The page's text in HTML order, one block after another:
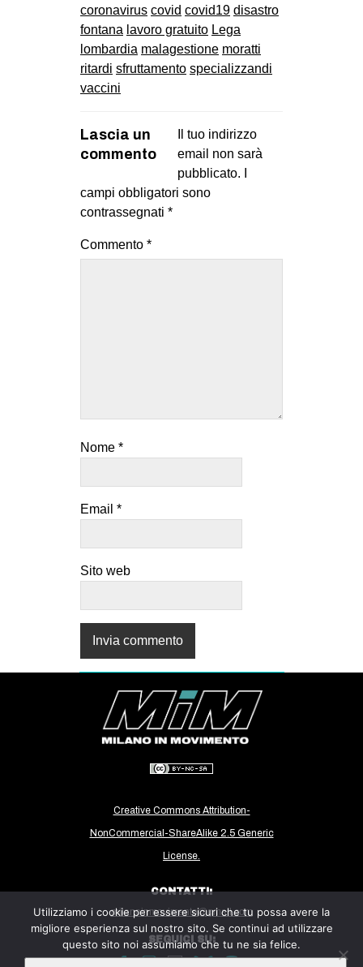
coronavirus covid covid19 disastro
fontana lavoro gratuito Lega
lombardia malagestione moratti
ritardi sfruttamento specializzandi
vaccini
Lascia un
commento
Il tuo indirizzo
email non sarà
pubblicato.
campi obbligatori sono
contrassegnati *
Commento *
Nome *
Email *
Sito web
Creative Commons Attribution-
NonCommercial-ShareAlike 2.5 Generic
License.
CONTATTI:
milanoinmovimento@gmail.com
SEGUICI SU:
Utilizziamo i cookie per essere sicuri che tu possa avere la
migliore esperienza sul nostro sito. Se continui ad utilizzare
questo sito noi assumiamo che tu ne sia felice.